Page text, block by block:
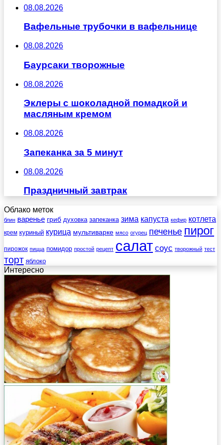
08.08.2026
Вафельные трубочки в вафельнице
08.08.2026
Баурсаки творожные
08.08.2026
Эклеры с шоколадной помадкой и
масляным кремом
08.08.2026
Запеканка за 5 минут
08.08.2026
Праздничный завтрак
Облако меток
блин варенье гриб духовка запеканка зима капуста кефир котлета
крем куриный курица мультиварке мясо огурец печенье пирог
пирожок пицца помидор простой рецепт салат соус творожный тест
торт яблоко
Интересно